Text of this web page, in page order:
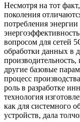
Несмотря на тот
поколения
потребления
вопросом для сетей
обработки данных в
другие базовые
процесс
роль в разработке
технология
как для системного
устройств, дала